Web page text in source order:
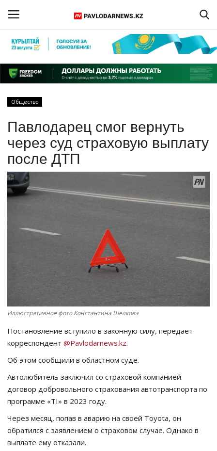
Регистрация
Главная
ПАВЛОДАРСКАЯ ОБЛАСТЬ
КАЗАХСТАН
МИР
СПОРТ
РАЗВЛЕЧЕНИЯ
OFFICIAL
Курултай
Язык
Қазақша Русский
Общество
Павлодарец смог вернуть
через суд страховую выплату
после ДТП
Иллюстративное фото Константина Шелкова
Постановление вступило в законную силу, передает
корреспондент @Pavlodarnews.kz.
Об этом сообщили в областном суде.
Автолюбитель заключил со страховой компанией
договор добровольного страхования автотранспорта по
программе «ТI» в 2023 году.
Через месяц, попав в аварию на своей Toyota, он
обратился с заявлением о страховом случае. Однако в
выплате ему отказали.